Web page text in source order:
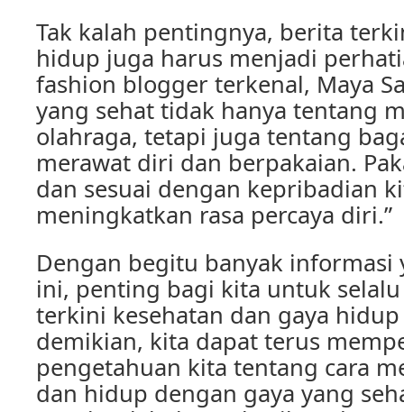
Tak kalah pentingnya, berita
hidup juga harus menjadi
fashion blogger terkenal, Maya
yang sehat tidak hanya tentang
olahraga, tetapi juga tentang
merawat diri dan berpakaian.
dan sesuai dengan kepribadian
meningkatkan rasa percaya diri.”
Dengan begitu banyak informasi
ini, penting bagi kita untuk
terkini kesehatan dan gaya
demikian, kita dapat terus
pengetahuan kita tentang cara
dan hidup dengan gaya yang